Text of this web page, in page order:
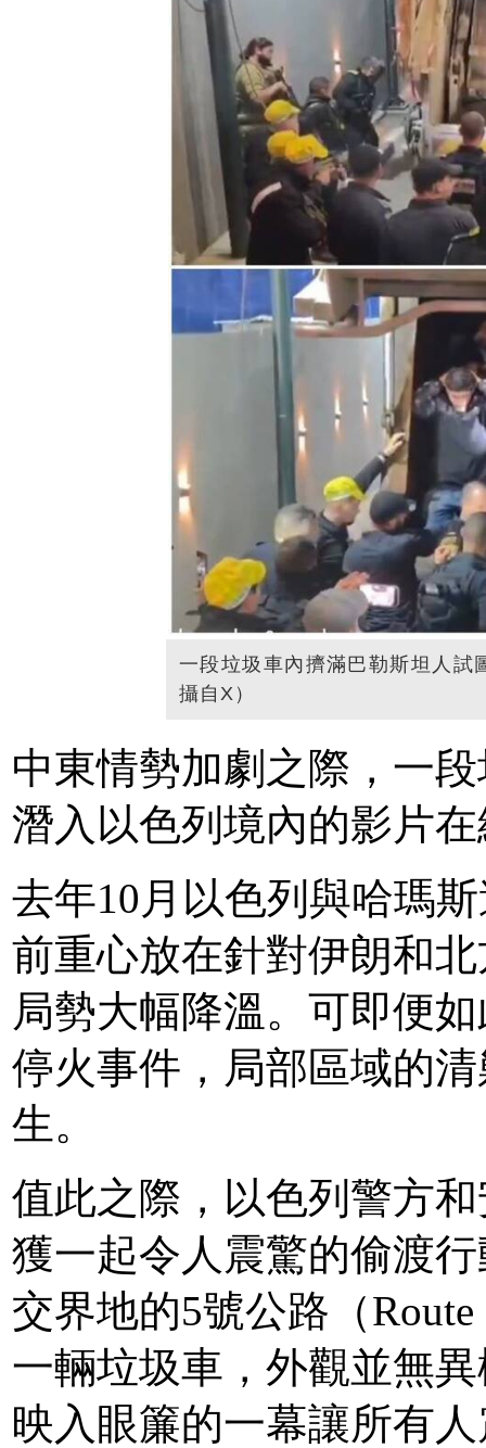
一段垃圾車內擠滿巴勒斯坦人試
攝自X）
中東情勢加劇之際，一
潛入以色列境內的影片
去年10月以色列與哈瑪
前重心放在針對伊朗和
局勢大幅降溫。可即便
停火事件，局部區域的
生。
值此之際，以色列警方
獲一起令人震驚的偷渡
交界地的5號公路（
一輛垃圾車，外觀並無
映入眼簾的一幕讓所有